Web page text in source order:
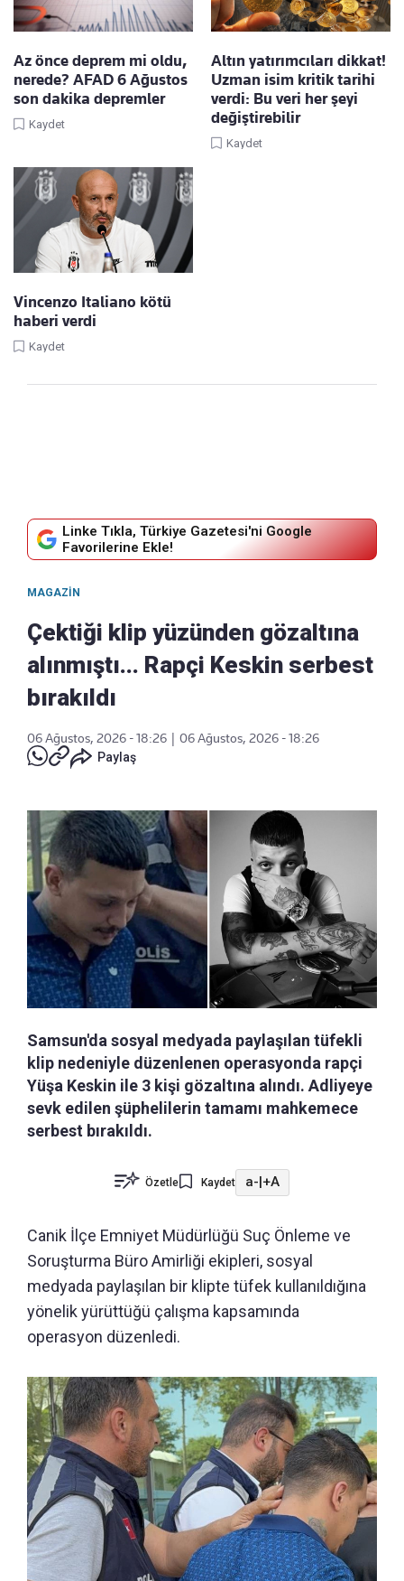
Az önce deprem mi oldu,
nerede? AFAD 6 Ağustos
son dakika depremler
Kaydet
Altın yatırımcıları dikkat!
Uzman isim kritik tarihi
verdi: Bu veri her şeyi
değiştirebilir
Kaydet
Vincenzo Italiano kötü
haberi verdi
Kaydet
Linke Tıkla, Türkiye Gazetesi'ni Google
Favorilerine Ekle!
MAGAZIN
Çektiği klip yüzünden gözaltına
alınmıştı... Rapçi Keskin serbest
bırakıldı
06 Ağustos, 2026 - 18:26
06 Ağustos, 2026 - 18:26
Paylaş
Samsun'da sosyal medyada paylaşılan tüfekli
klip nedeniyle düzenlenen operasyonda rapçi
Yüşa Keskin ile 3 kişi gözaltına alındı. Adliyeye
sevk edilen şüphelilerin tamamı mahkemece
serbest bırakıldı.
Özetle Kaydet a-|+A
Canik İlçe Emniyet Müdürlüğü Suç Önleme ve
Soruşturma Büro Amirliği ekipleri, sosyal
medyada paylaşılan bir klipte tüfek kullanıldığına
yönelik yürüttüğü çalışma kapsamında
operasyon düzenledi.